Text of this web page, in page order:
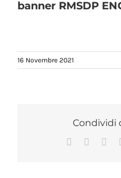
banner RMSDP
16 Novembre 2021
Condividi
Facebook